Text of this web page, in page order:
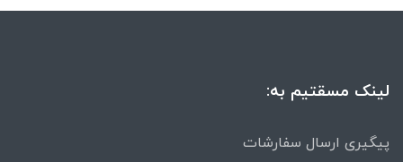
لینک مسقتیم به:
پیگیری ارسال سفارشات